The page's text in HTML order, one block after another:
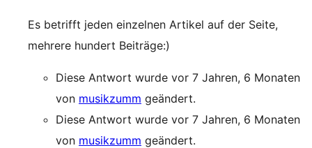
Es betrifft jeden einzelnen Artikel auf der Seite,
mehrere hundert Beiträge:)
Diese Antwort wurde vor 7 Jahren, 6 Monaten
von musikzumm geändert.
Diese Antwort wurde vor 7 Jahren, 6 Monaten
von musikzumm geändert.